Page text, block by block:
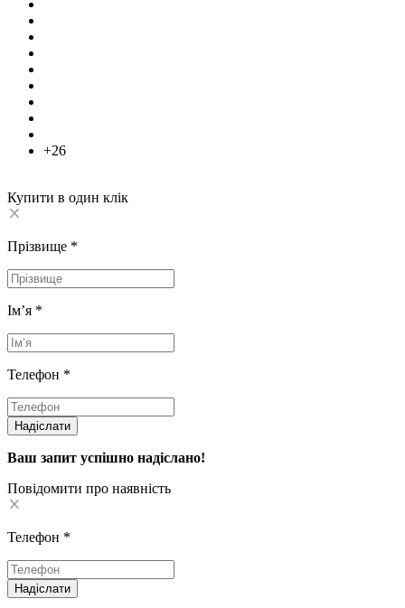
+26
Купити в один клік
Прізвище *
Імʼя *
Телефон *
Надіслати
Ваш запит успішно надіслано!
Повідомити про наявність
Телефон *
Надіслати